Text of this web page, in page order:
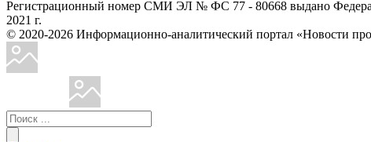
Регистрационный номер СМИ ЭЛ № ФС 77 - 80668 выдано
2021 г.
© 2020-2026 Информационно-аналитический портал «Новости